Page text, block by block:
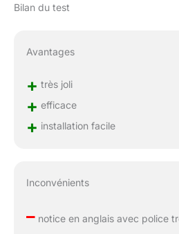
Bilan du test
Avantages
+ très joli
+ efficace
+ installation facile
Inconvénients
–notice en anglais avec police